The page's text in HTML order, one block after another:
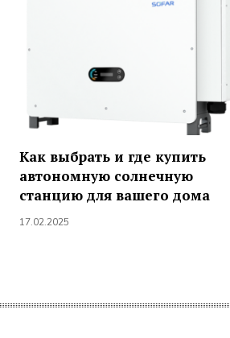
Как выбрать и где купить
автономную солнечную
станцию для вашего дома
17.02.2025